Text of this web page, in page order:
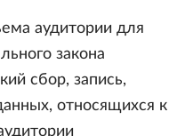
аудитории для
закона
сбор, запись,
относящихся к